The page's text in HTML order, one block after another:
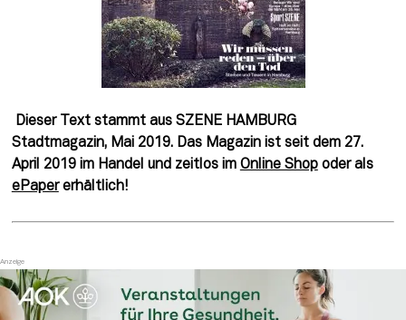
Dieser Text stammt aus SZENE HAMBURG
Stadtmagazin, Mai 2019. Das Magazin ist seit dem 27.
April 2019 im Handel und zeitlos im Online Shop
oder als
ePaper erhältlich!